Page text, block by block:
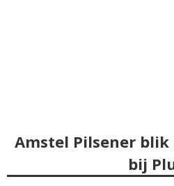
Amstel Pilsener
bij